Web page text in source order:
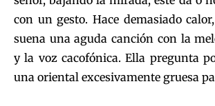
con un gesto. Hace demasiado
suena una aguda canción con la
y la voz cacofónica. Ella pregunta
una oriental excesivamente gruesa